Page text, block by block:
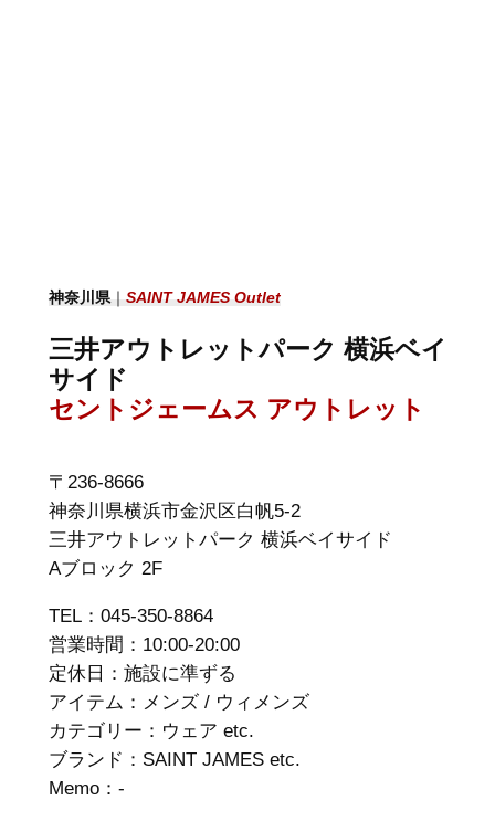
神奈川県｜ SAINT JAMES Outlet
三井アウトレットパーク 横浜ベイ
サイド
セントジェームス アウトレット
〒236-8666
神奈川県横浜市金沢区白帆5-2
三井アウトレットパーク 横浜ベイサイド
Aブロック 2F
TEL：045-350-8864
営業時間：10:00-20:00
定休日：施設に準ずる
アイテム：メンズ / ウィメンズ
カテゴリー：ウェア etc.
ブランド：SAINT JAMES etc.
Memo：-